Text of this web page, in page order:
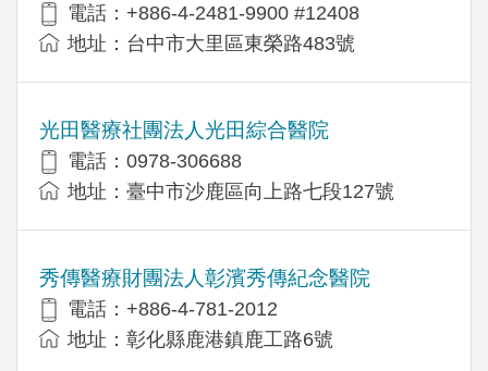
電話：+886-4-2481-9900 #12408
地址：台中市大里區東榮路483號
光田醫療社團法人光田綜合醫院
電話：0978-306688
地址：臺中市沙鹿區向上路七段127號
秀傳醫療財團法人彰濱秀傳紀念醫院
電話：+886-4-781-2012
地址：彰化縣鹿港鎮鹿工路6號